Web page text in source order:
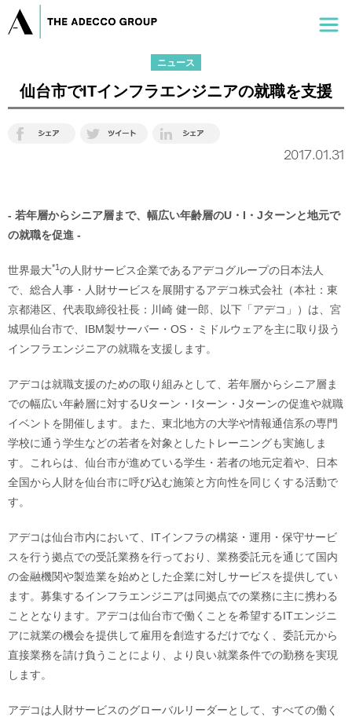
ニュース
仙台市でITインフラエンジニアの就職を支援
2017.01.31
- 若年層からシニア層まで、幅広い年齢層のU・I・Jターンと地元で
の就職を促進 -
世界最大*1の人財サービス企業であるアデコグループの日本法人
で、総合人事・人財サービスを展開するアデコ株式会社（本社：東
京都港区、代表取締役社長：川崎 健一郎、以下「アデコ」）は、宮
城県仙台市で、IBM製サーバー・OS・ミドルウェアを主に取り扱う
インフラエンジニアの就職を支援します。
アデコは就職支援のための取り組みとして、若年層からシニア層ま
での幅広い年齢層に対するUターン・Iターン・Jターンの促進や就職
イベントを開催します。また、東北地方の大学や情報通信系の専門
学校に通う学生などの若者を対象としたトレーニングも実施しま
す。これらは、仙台市が進めている学生・若者の地元定着や、日本
全国から人財を仙台市に呼び込む施策と方向性を同じくする活動で
す。
アデコは仙台市内において、ITインフラの構築・運用・保守サービ
スを行う拠点での受託業務を行っており、業務委託元を通じて国内
の金融機関や製造業を始めとした企業に対しサービスを提供してい
ます。募集するインフラエンジニアは同拠点での業務に主に携わる
こととなります。アデコは仙台市で働くことを希望するITエンジニ
アに就業の機会を提供して雇用を創造するだけでなく、委託元から
直接業務を請け負うことにより、より良い就業条件での勤務を実現
します。
アデコは人財サービスのグローバルリーダーとして、すべての働く